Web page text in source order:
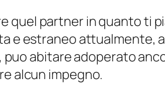
quel partner in quanto ti
e estraneo
abitare adoperato
alcun impegno.